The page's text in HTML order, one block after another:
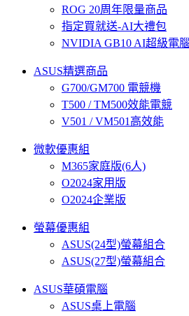
ROG 20周年限量商品
指定買就送-AI大禮包
NVIDIA GB10 AI超級電腦
ASUS精選商品
G700/GM700 電競機
T500 / TM500效能電競
V501 / VM501高效能
微軟優惠組
M365家庭版(6人)
O2024家用版
O2024企業版
螢幕優惠組
ASUS(24型)螢幕組合
ASUS(27型)螢幕組合
ASUS華碩電腦
ASUS桌上電腦